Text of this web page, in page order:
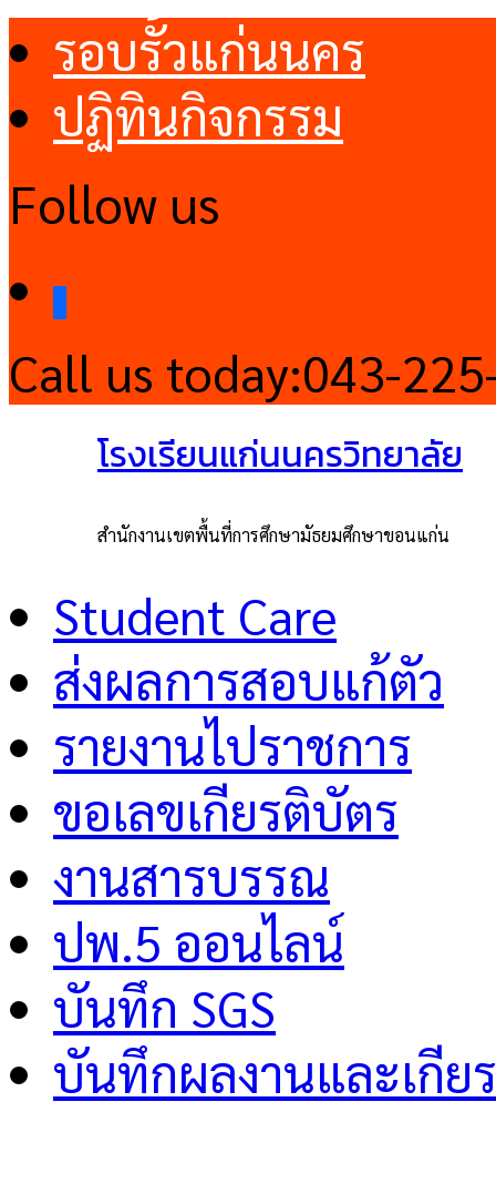
รอบรั้วแก่นนคร
ปฏิทินกิจกรรม
Follow us
Call us today:043-
โรงเรียนแก่นนครวิทยาลัย
สำนักงานเขตพื้นที่การศึกษามัธยมศึกษาขอนแก่น
Student Care
ส่งผลการสอบแก้ตัว
รายงานไปราชการ
ขอเลขเกียรติบัตร
งานสารบรรณ
ปพ.5 ออนไลน์
บันทึก SGS
บันทึกผลงานและเกีย